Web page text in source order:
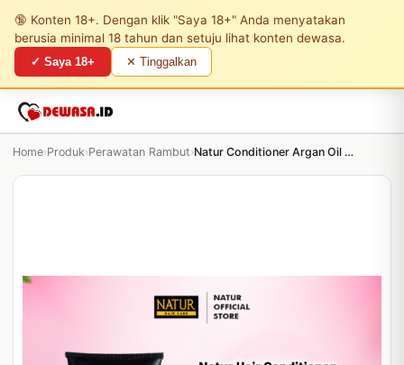
🔞 Konten 18+. Dengan klik "Saya 18+" Anda menyatakan
berusia minimal 18 tahun dan setuju lihat konten dewasa.
✓ Saya 18+ ✕ Tinggalkan
Home›Produk›Perawatan Rambut› Natur Conditioner Argan Oil - 160 mL